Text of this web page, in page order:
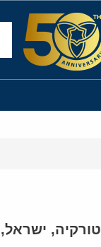
טורקיה, ישראל,